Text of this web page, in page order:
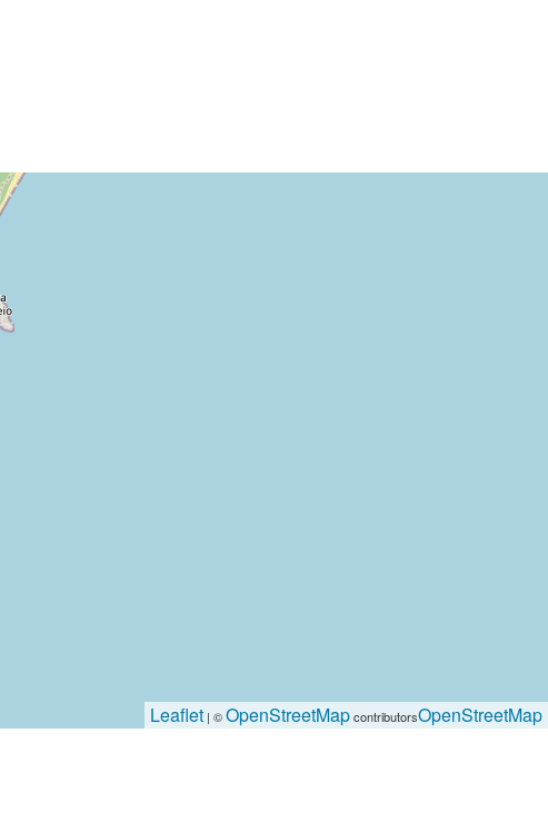
Leaflet | ©OpenStreetMapcontributorsOpenStreetMap